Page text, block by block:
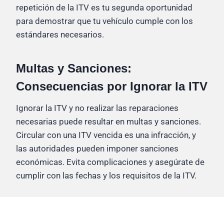
repetición de la ITV es tu segunda oportunidad
para demostrar que tu vehículo cumple con los
estándares necesarios.
Multas y Sanciones:
Consecuencias por Ignorar la ITV
Ignorar la ITV y no realizar las reparaciones
necesarias puede resultar en multas y sanciones.
Circular con una ITV vencida es una infracción, y
las autoridades pueden imponer sanciones
económicas. Evita complicaciones y asegúrate de
cumplir con las fechas y los requisitos de la ITV.